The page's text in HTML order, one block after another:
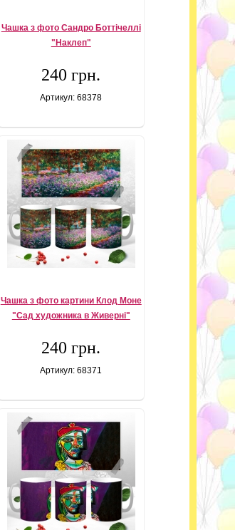
Чашка з фото Сандро Боттічеллі
"Наклеп"
240 грн.
Артикул: 68378
Чашка з фото картини Клод Моне
"Сад художника в Живерні"
240 грн.
Артикул: 68371